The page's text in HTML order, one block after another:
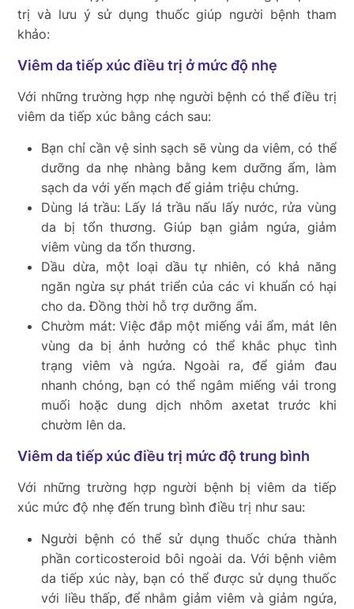
trị và lưu ý sử dụng thuốc giúp người bệnh tham
khảo:
Viêm da tiếp xúc điều trị ở mức độ nhẹ
Với những trường hợp nhẹ người bệnh có thể điều trị
viêm da tiếp xúc bằng cách sau:
Bạn chỉ cần vệ sinh sạch sẽ vùng da viêm, có thể
dưỡng da nhẹ nhàng bằng kem dưỡng ẩm, làm
sạch da với yến mạch để giảm triệu chứng.
Dùng lá trầu: Lấy lá trầu nấu lấy nước, rửa vùng
da bị tổn thương. Giúp bạn giảm ngứa, giảm
viêm vùng da tổn thương.
Dầu dừa, một loại dầu tự nhiên, có khả năng
ngăn ngừa sự phát triển của các vi khuẩn có hại
cho da. Đồng thời hỗ trợ dưỡng ẩm.
Chườm mát: Việc đắp một miếng vải ẩm, mát lên
vùng da bị ảnh hưởng có thể khắc phục tình
trạng viêm và ngứa. Ngoài ra, để giảm đau
nhanh chóng, bạn có thể ngâm miếng vải trong
muối hoặc dung dịch nhôm axetat trước khi
chườm lên da.
Viêm da tiếp xúc điều trị mức độ trung bình
Với những trường hợp người bệnh bị viêm da tiếp
xúc mức độ nhẹ đến trung bình điều trị như sau:
Người bệnh có thể sử dụng thuốc chứa thành
phần corticosteroid bôi ngoài da. Với bệnh viêm
da tiếp xúc này, bạn có thể được sử dụng thuốc
với liều thấp, để nhằm giảm viêm và giảm ngứa,